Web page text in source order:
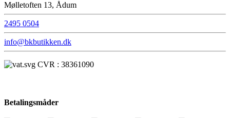
Mølletoften 13, Ådum
2495 0504
info@bkbutikken.dk
CVR : 38361090
Betalingsmåder